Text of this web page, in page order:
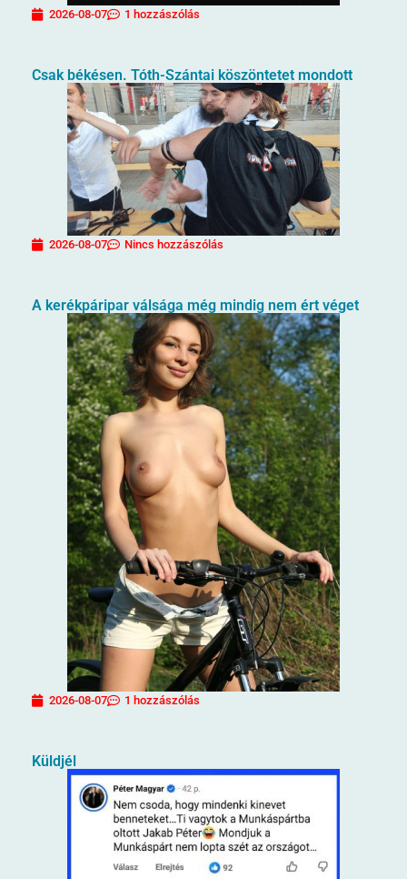
2026-08-07 1 hozzászólás
Csak békésen. Tóth-Szántai köszöntetet mondott
2026-08-07 Nincs hozzászólás
A kerékpáripar válsága még mindig nem ért véget
2026-08-07 1 hozzászólás
Küldjél